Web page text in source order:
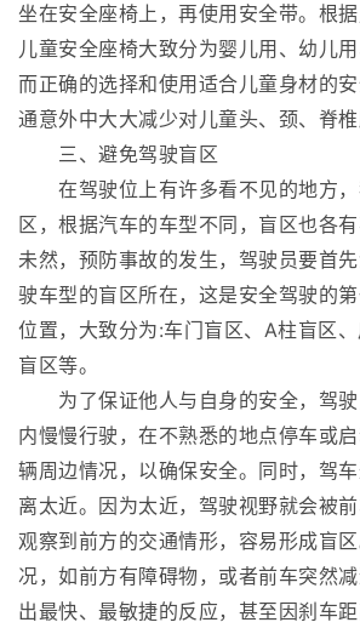
坐在安全座椅上，再使用安全带。根据
儿童安全座椅大致分为婴儿用、幼儿用
而正确的选择和使用适合儿童身材的
通意外中大大减少对儿童头、颈、脊椎
三、避免驾驶盲区
在驾驶位上有许多看不见的地方，
区，根据汽车的车型不同，盲区也各
未然，预防事故的发生，驾驶员要首
驶车型的盲区所在，这是安全驾驶的
位置，大致分为:车门盲区、A柱盲区
盲区等。
为了保证他人与自身的安全，驾驶
内慢慢行驶，在不熟悉的地点停车或
辆周边情况，以确保安全。同时，驾
离太近。因为太近，驾驶视野就会被
观察到前方的交通情形，容易形成盲
况，如前方有障碍物，或者前车突然
出最快、最敏捷的反应，甚至因刹车